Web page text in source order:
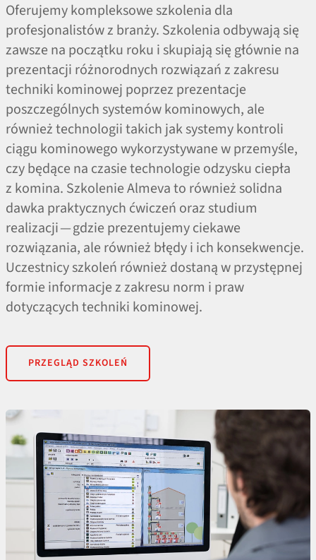
Oferujemy kompleksowe szkolenia dla
profesjonalistów z branży. Szkolenia odbywają się
zawsze na początku roku i skupiają się głównie na
prezentacji różnorodnych rozwiązań z zakresu
techniki kominowej poprzez prezentacje
poszczególnych systemów kominowych, ale
również technologii takich jak systemy kontroli
ciągu kominowego wykorzystywane w przemyśle,
czy będące na czasie technologie odzysku ciepła
z komina. Szkolenie Almeva to również solidna
dawka praktycznych ćwiczeń oraz studium
realizacji — gdzie prezentujemy ciekawe
rozwiązania, ale również błędy i ich konsekwencje.
Uczestnicy szkoleń również dostaną w przystępnej
formie informacje z zakresu norm i praw
dotyczących techniki kominowej.
PRZEGLĄD SZKOLEŃ